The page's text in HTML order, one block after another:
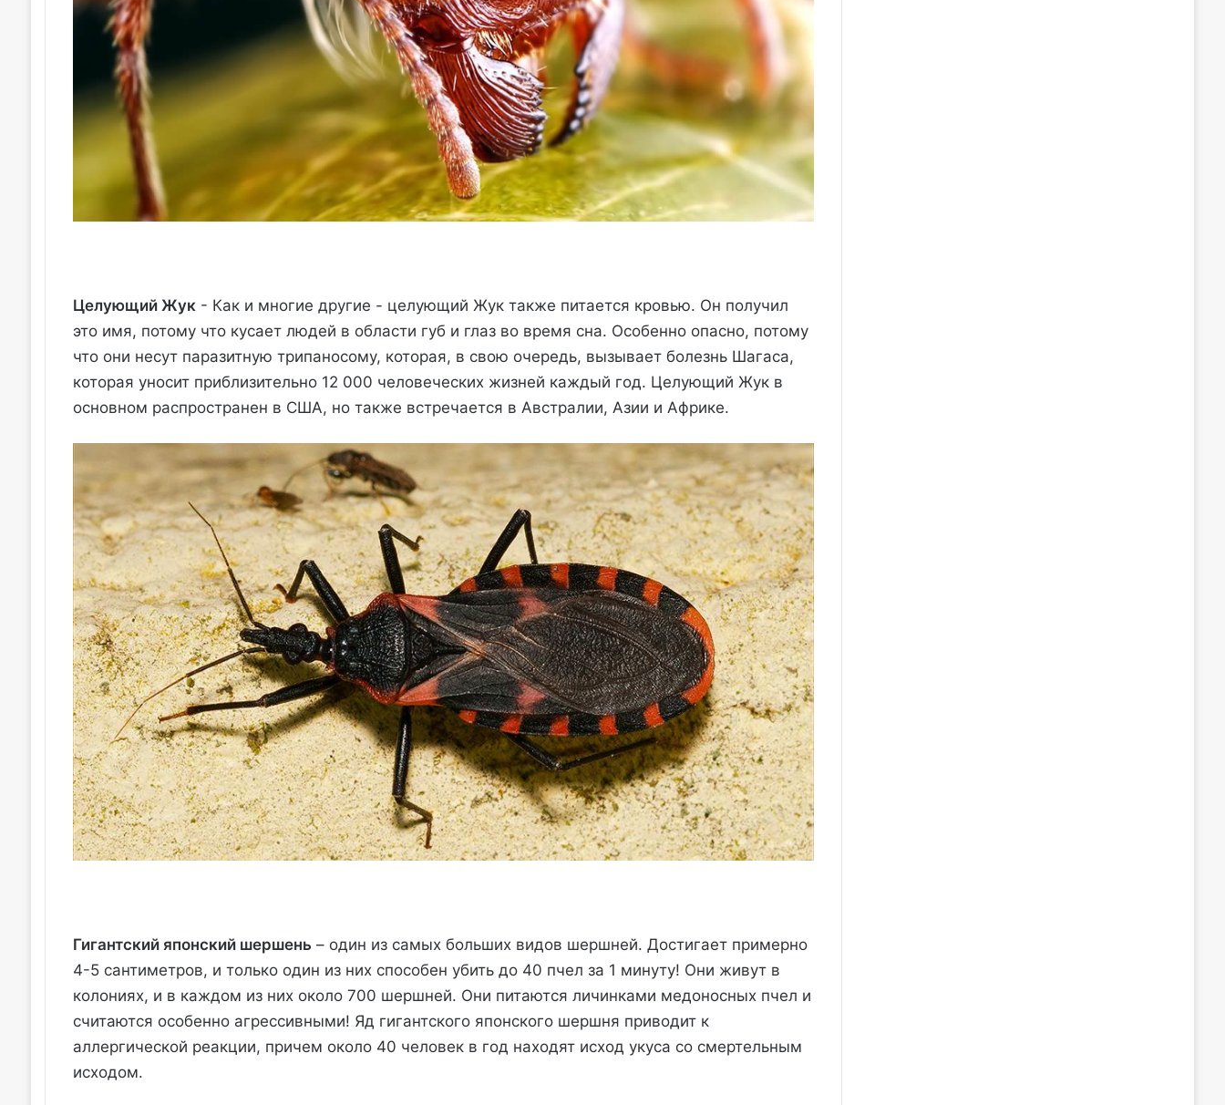
Целующий Жук- Как и многие другие - целующий Жук также питается кровью. Он получил
это имя, потому что кусает людей в области губ и глаз во время сна. Особенно опасно, потому
что они несут паразитную трипаносому, которая, в свою очередь, вызывает болезнь Шагаса,
которая уносит приблизительно 12 000 человеческих жизней каждый год. Целующий Жук в
основном распространен в США, но также встречается в Австралии, Азии и Африке.
Гигантский японский шершень – один из самых больших видов шершней. Достигает примерно
4-5 сантиметров, и только один из них способен убить до 40 пчел за 1 минуту! Они живут в
колониях, и в каждом из них около 700 шершней. Они питаются личинками медоносных пчел и
считаются особенно агрессивными! Яд гигантского японского шершня приводит к
аллергической реакции, причем около 40 человек в год находят исход укуса со смертельным
исходом.